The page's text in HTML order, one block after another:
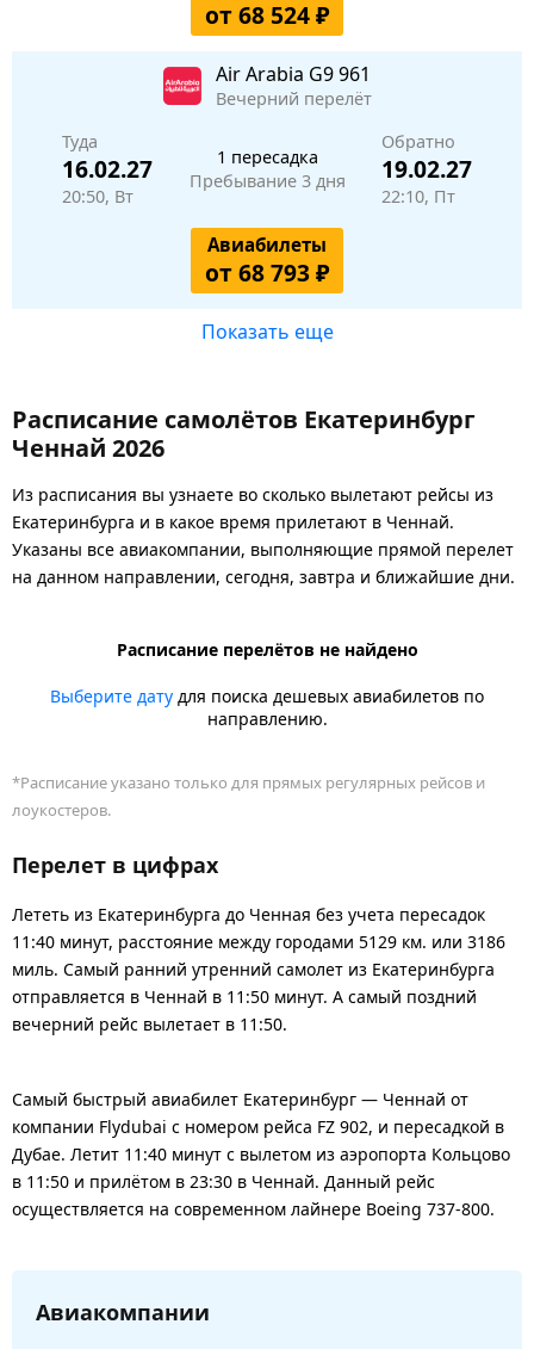
от 68 524 ₽
Air Arabia G9 961
Вечерний перелёт
Туда
16.02.27
20:50, Вт
1 пересадка
Пребывание 3 дня
Обратно
19.02.27
22:10, Пт
Авиабилеты
от 68 793 ₽
Показать еще
Расписание самолётов Екатеринбург
Ченнай 2026
Из расписания вы узнаете во сколько вылетают рейсы из
Екатеринбурга и в какое время прилетают в Ченнай.
Указаны все авиакомпании, выполняющие прямой перелет
на данном направлении, сегодня, завтра и ближайшие дни.
Расписание перелётов не найдено
Выберите дату для поиска дешевых авиабилетов по
направлению.
*Расписание указано только для прямых регулярных рейсов и
лоукостеров.
Перелет в цифрах
Лететь из Екатеринбурга до Ченная без учета пересадок
11:40 минут, расстояние между городами 5129 км. или 3186
миль. Самый ранний утренний самолет из Екатеринбурга
отправляется в Ченнай в 11:50 минут. А самый поздний
вечерний рейс вылетает в 11:50.
Самый быстрый авиабилет Екатеринбург — Ченнай от
компании Flydubai с номером рейса FZ 902, и пересадкой в
Дубае. Летит 11:40 минут с вылетом из аэропорта Кольцово
в 11:50 и прилётом в 23:30 в Ченнай. Данный рейс
осуществляется на современном лайнере Boeing 737-800.
Авиакомпании